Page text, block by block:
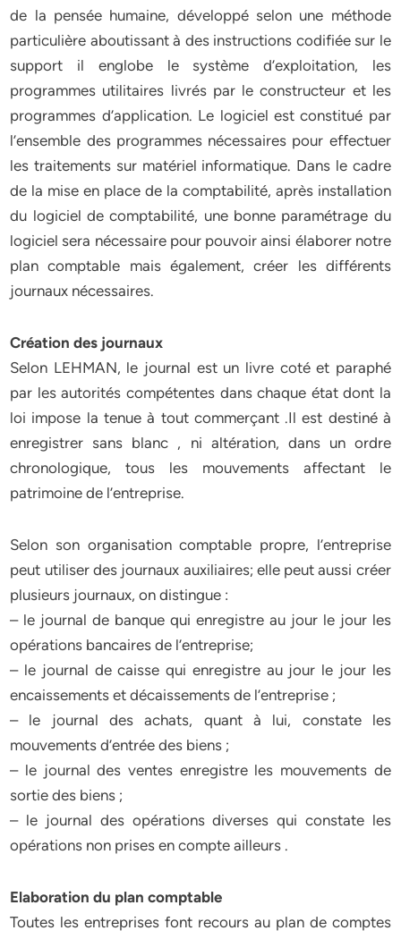
de la pensée humaine, développé selon une méthode
particulière aboutissant à des instructions codifiée sur le
support il englobe le système d’exploitation, les
programmes utilitaires livrés par le constructeur et les
programmes d’application. Le logiciel est constitué par
l’ensemble des programmes nécessaires pour effectuer
les traitements sur matériel informatique. Dans le cadre
de la mise en place de la comptabilité, après installation
du logiciel de comptabilité, une bonne paramétrage du
logiciel sera nécessaire pour pouvoir ainsi élaborer notre
plan comptable mais également, créer les différents
journaux nécessaires.
Création des journaux
Selon LEHMAN, le journal est un livre coté et paraphé
par les autorités compétentes dans chaque état dont la
loi impose la tenue à tout commerçant .Il est destiné à
enregistrer sans blanc , ni altération, dans un ordre
chronologique, tous les mouvements affectant le
patrimoine de l’entreprise.
Selon son organisation comptable propre, l’entreprise
peut utiliser des journaux auxiliaires; elle peut aussi créer
plusieurs journaux, on distingue :
– le journal de banque qui enregistre au jour le jour les
opérations bancaires de l’entreprise;
– le journal de caisse qui enregistre au jour le jour les
encaissements et décaissements de l’entreprise ;
– le journal des achats, quant à lui, constate les
mouvements d’entrée des biens ;
– le journal des ventes enregistre les mouvements de
sortie des biens ;
– le journal des opérations diverses qui constate les
opérations non prises en compte ailleurs .
Elaboration du plan comptable
Toutes les entreprises font recours au plan de comptes